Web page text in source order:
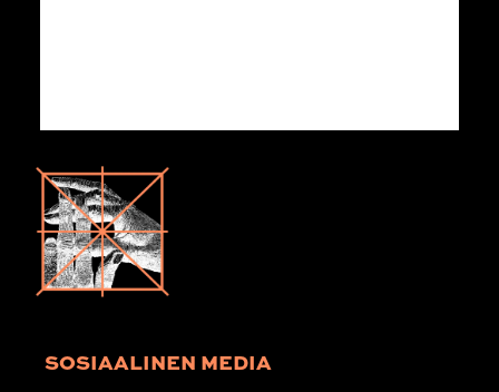
SOSIAALINEN MEDIA